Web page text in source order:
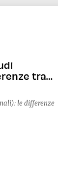
tra
le differenze